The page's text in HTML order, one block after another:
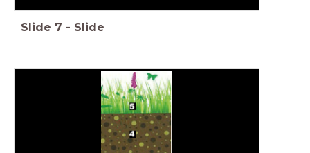
Slide 7 - Slide